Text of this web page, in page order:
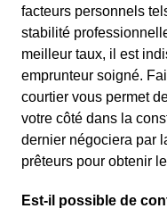
facteurs personnels
stabilité
meilleur taux, il est
emprunteur soigné.
courtier vous permet
votre côté dans la
dernier négociera par
prêteurs pour obtenir
Est-il possible de